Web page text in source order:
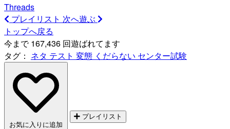
Threads
プレイリスト 次へ遊ぶ
トップへ戻る
今まで 167,436 回遊ばれてます
タグ： ネタ テスト 変態 くだらない センター試験
お気に入りに追加
プレイリスト